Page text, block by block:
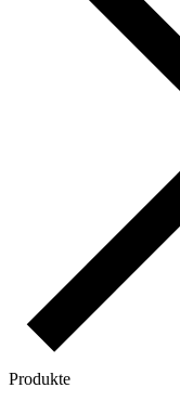
Produkte